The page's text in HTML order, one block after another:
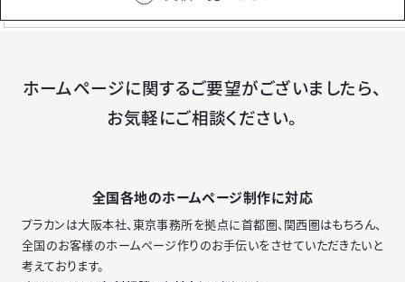
ホームページに関するご要望がございましたら、
お気軽にご相談ください。
全国各地のホームページ制作に対応
プラカンは大阪本社、東京事務所を拠点に首都圏、関西圏はもちろん、
全国のお客様のホームページ作りのお手伝いをさせていただきたいと
考えております。